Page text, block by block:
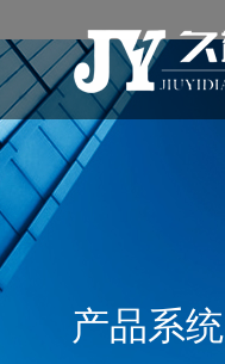
产品系统